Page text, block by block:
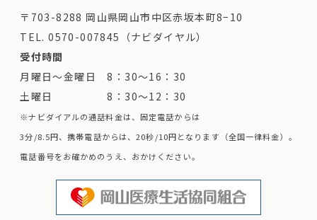
〒703-8288 岡山県岡山市中区赤坂本町8−10
TEL.0570-007845（ナビダイヤル）
受付時間
月曜日～金曜日 8：30～16：30
土曜日 8：30～12：30
※ナビダイアルの通話料金は、固定電話からは
3分/8.5円、携帯電話からは、20秒/10円となります（全国一律料金）。
電話番号をお確かめのうえ、おかけください。